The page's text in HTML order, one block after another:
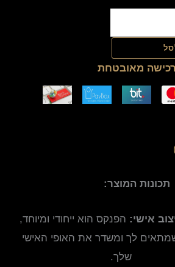
רכישה מאובטחת
תכונות המוצר:
אישי: הפנקס הוא ייחודי ומיוחד,
לך ומשדר את האופי האישי
שלך.